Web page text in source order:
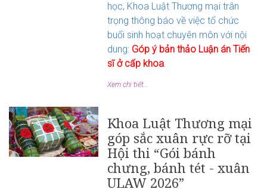
học, Khoa Luật Thương mại trân
trọng thông báo về việc tổ chức
buổi sinh hoạt chuyên môn với nội
dung: Góp ý bản thảo Luận án Tiến
sĩ ở cấp khoa.
Xem chi tiết...
Khoa Luật Thương mại
góp sắc xuân rực rỡ tại
Hội thi “Gói bánh
chưng, bánh tét - xuân
ULAW 2026”